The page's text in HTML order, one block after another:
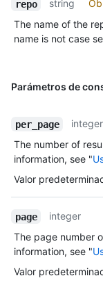
repo string
The name of the
name is not case
Parámetros de
per_page
integer
The number of
information, see "
Valor
page
integer
The page number
information, see "
Valor